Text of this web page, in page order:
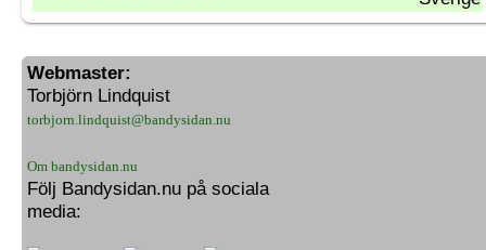
Webmaster:
Torbjörn Lindquist
torbjorn.lindquist@bandysidan.nu
Om bandysidan.nu
Följ Bandysidan.nu på sociala
media: